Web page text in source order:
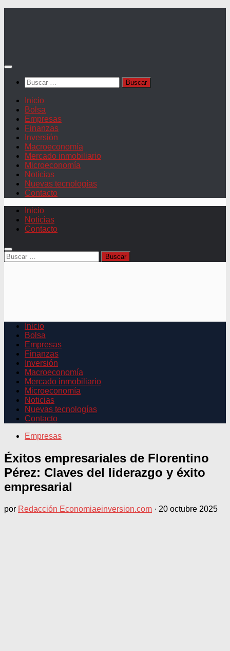
Buscar:
Inicio
Bolsa
Empresas
Finanzas
Inversión
Macroeconomía
Mercado inmobiliario
Microeconomía
Noticias
Nuevas tecnologías
Contacto
Inicio
Noticias
Contacto
Buscar:
Inicio
Bolsa
Empresas
Finanzas
Inversión
Macroeconomía
Mercado inmobiliario
Microeconomía
Noticias
Nuevas tecnologías
Contacto
Empresas
Éxitos empresariales de Florentino
Pérez: Claves del liderazgo y éxito
empresarial
por Redacción Economiaeinversion.com · 20 octubre 2025